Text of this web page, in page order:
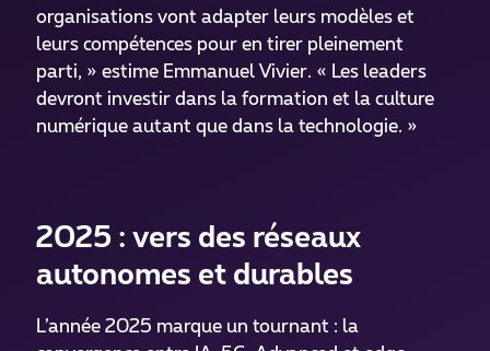
organisations vont adapter leurs modèles et
leurs compétences pour en tirer pleinement
parti, » estime Emmanuel Vivier. « Les leaders
devront investir dans la formation et la culture
numérique autant que dans la technologie. »
2025 : vers des réseaux
autonomes et durables
L’année 2025 marque un tournant : la